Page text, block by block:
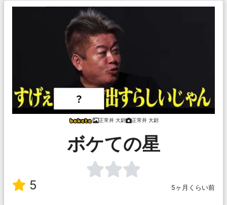
正常井 大尉 正常井 大尉
ボケての星
5 5ヶ月くらい前